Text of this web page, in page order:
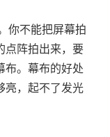
你不能把屏幕拍
点阵拍出来，要
布。幕布的好处
亮，起不了发光